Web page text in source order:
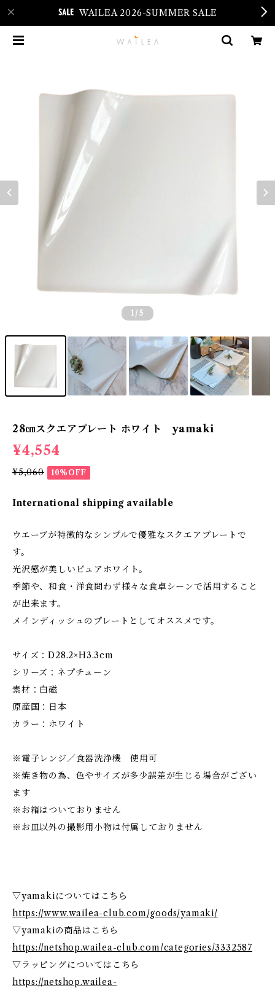
WAILEA 2026-SUMMER SALE
1 /5
28㎝スクエアプレート ホワイト yamaki
¥4,554
¥5,060 10%OFF
International shipping available
ウエーブが特徴的なシンプルで優雅なスクエアプレートで
す。
光沢感が美しいピュアホワイト。
季節や、和食・洋食問わず様々な食卓シーンで活用すること
が出来ます。
メインディッシュのプレートとしてオススメです。
サイズ：D28.2×H3.3cm
シリーズ：ネプチューン
素材：白磁
原産国：日本
カラー：ホワイト
※電子レンジ／食器洗浄機 使用可
※焼き物の為、色やサイズが多少誤差が生じる場合がござい
ます
※お箱はついておりません
※お皿以外の撮影用小物は付属しておりません
▽yamakiについてはこちら
https://www.wailea-club.com/goods/yamaki/
▽yamakiの商品はこちら
https://netshop.wailea-club.com/categories/3332587
▽ラッピングについてはこちら
https://netshop.wailea-